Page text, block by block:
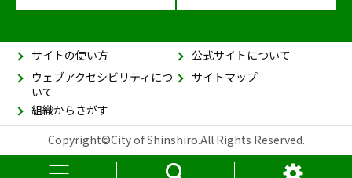
サイトの使い方
公式サイトについて
ウェブアクセシビリティにつ
いて
サイトマップ
組織からさがす
Copyright©City of Shinshiro.All Rights Reserved.